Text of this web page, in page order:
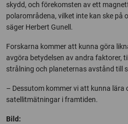
skydd, och förekomsten av ett
polarområdena, vilket inte kan ske på
säger Herbert Gunell.
Forskarna kommer att kunna göra
avgöra betydelsen av andra faktorer,
strålning och planeternas avstånd till
– Dessutom kommer vi att kunna
satellitmätningar i framtiden.
Bild: